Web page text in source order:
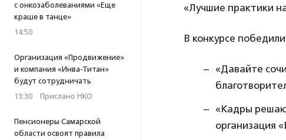
с онкозаболеваниями «Еще
краше в танце»
14:50
Организация «Продвижение»
и компания «Инва-Титан»
будут сотрудничать
13:30 · Прислано НКО
Пенсионеры Самарской
области освоят правила
«Лучшие практики
В конкурсе
«Давайте
«Кадры
организация